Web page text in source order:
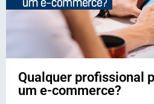
Qualquer profissional
um e-commerce?